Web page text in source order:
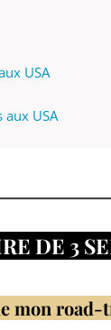
USA
USA
DE 3
mon road-